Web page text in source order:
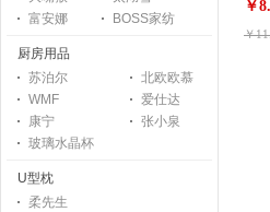
￥
￥
富安娜
BOSS家纺
厨房用品
苏泊尔
北欧欧慕
WMF
爱仕达
康宁
张小泉
玻璃水晶杯
U型枕
柔先生